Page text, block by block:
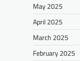
May 2025
April 2025
March 2025
February 2025